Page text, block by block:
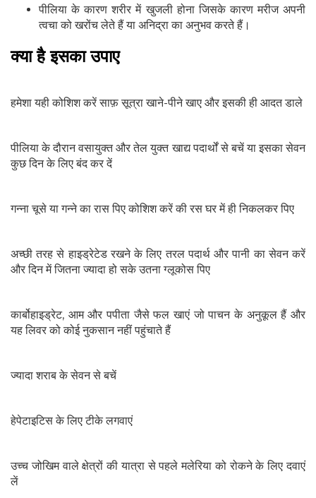
पीलिया के कारण शरीर में खुजली होना जिसके कारण मरीज अपनी
त्वचा को खरोंच लेते हैं या अनिद्रा का अनुभव करते हैं।
क्या है इसका उपाए
हमेशा यही कोशिश करें साफ़ सूत्रा खाने-पीने खाए और इसकी ही आदत डाले
पीलिया के दौरान वसायुक्त और तेल युक्त खाद्य पदार्थों से बचें या इसका सेवन
कुछ दिन के लिए बंद कर दें
गन्ना चूसे या गन्ने का रास पिए कोशिश करें की रस घर में ही निकलकर पिए
अच्छी तरह से हाइड्रेटेड रखने के लिए तरल पदार्थ और पानी का सेवन करें
और दिन में जितना ज्यादा हो सके उतना ग्लूकोस पिए
कार्बोहाइड्रेट, आम और पपीता जैसे फल खाएं जो पाचन के अनुकूल हैं और
यह लिवर को कोई नुकसान नहीं पहुंचाते हैं
ज्यादा शराब के सेवन से बचें
हेपेटाइटिस के लिए टीके लगवाएं
उच्च जोखिम वाले क्षेत्रों की यात्रा से पहले मलेरिया को रोकने के लिए दवाएं
लें